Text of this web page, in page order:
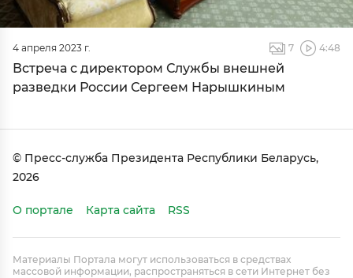
4 апреля 2023 г. 7 4:48
Встреча с директором Службы внешней
разведки России Сергеем Нарышкиным
© Пресс-служба Президента Республики Беларусь,
2026
О портале Карта сайта RSS
Материалы Портала могут использоваться в средствах
массовой информации, распространяться в сети Интернет без